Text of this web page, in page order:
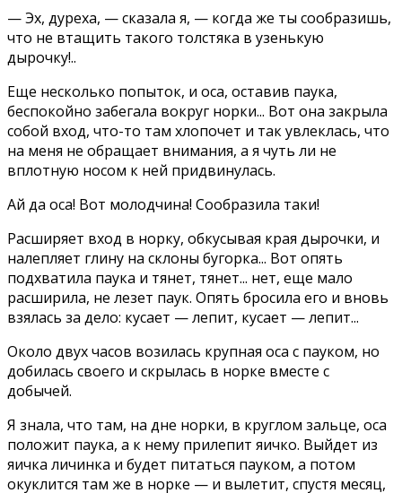
— Эх, дуреха, — сказала я, — когда же ты сообразишь,
что не втащить такого толстяка в узенькую
дырочку!..
Еще несколько попыток, и оса, оставив паука,
беспокойно забегала вокруг норки... Вот она закрыла
собой вход, что-то там хлопочет и так увлеклась, что
на меня не обращает внимания, а я чуть ли не
вплотную носом к ней придвинулась.
Ай да оса! Вот молодчина! Сообразила таки!
Расширяет вход в норку, обкусывая края дырочки, и
налепляет глину на склоны бугорка... Вот опять
подхватила паука и тянет, тянет... нет, еще мало
расширила, не лезет паук. Опять бросила его и вновь
взялась за дело: кусает — лепит, кусает — лепит...
Около двух часов возилась крупная оса с пауком, но
добилась своего и скрылась в норке вместе с
добычей.
Я знала, что там, на дне норки, в круглом зальце, оса
положит паука, а к нему прилепит яичко. Выйдет из
яичка личинка и будет питаться пауком, а потом
окуклится там же в норке — и вылетит, спустя месяц,